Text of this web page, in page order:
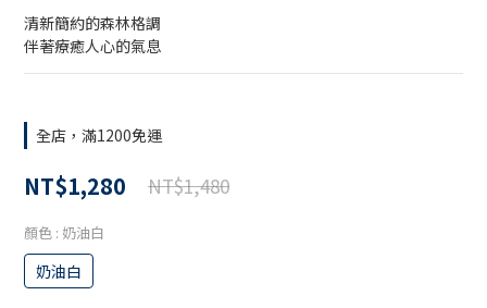
清新簡約的森林格調
伴著療癒人心的氣息
全店，滿1200免運
NT$1,280 NT$1,480
顏色 : 奶油白
奶油白